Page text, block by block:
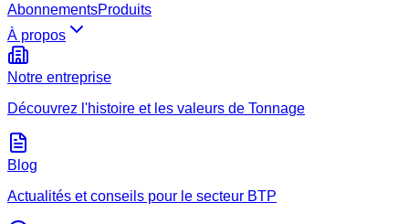
AbonnementsProduits
À propos
Notre entreprise
Découvrez l'histoire et les valeurs de Tonnage
Blog
Actualités et conseils pour le secteur BTP